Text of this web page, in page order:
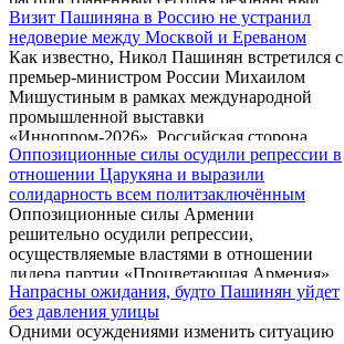
репортаж, из которого следует, что
генеральный секретарь ОБСЕ готов
содействовать премьер-министру Николу
Пашиняну в отстранении Католикоса всех
армян.
Визит Пашиняна в Россию не устранил
недоверие между Москвой и Ереваном
Как известно, Никол Пашинян встретился с
премьер-министром России Михаилом
Мишустиным в рамках международной
промышленной выставки
«Иннопром-2026». Российская сторона
подчеркнула, что это первый визит
Пашиняна после парламентских выборов, и
напомнила, что Россия продолжает (и,
скорее всего, продолжит) оставаться
крупнейшим торговым партнером и
инвестором Армении.
Оппозиционные силы осудили репрессии в
отношении Царукяна и выразили
солидарность всем политзаключённым
Оппозиционные силы Армении
решительно осудили репрессии,
осуществляемые властями в отношении
лидера партии «Процветающая Армения»
Гагика Царукяна, а также обыски,
проводимые на принадлежащих ему
компаниях.
Напрасны ожидания, будто Пашинян уйдет
без давления улицы
Одними осуждениями изменить ситуацию